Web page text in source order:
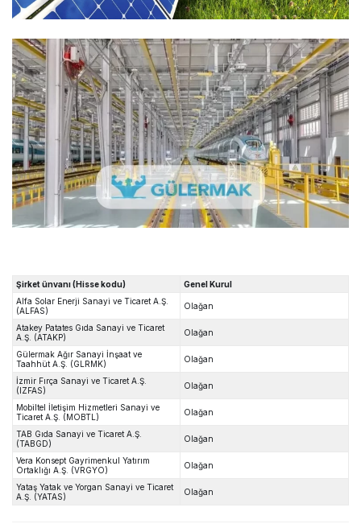
Şirket ünvanı (Hisse kodu)
Genel Kurul
Alfa Solar Enerji Sanayi ve Ticaret A.Ş.
(ALFAS)
Olağan
Atakey Patates Gıda Sanayi ve Ticaret
A.Ş. (ATAKP)
Olağan
Gülermak Ağır Sanayi İnşaat ve
Taahhüt A.Ş. (GLRMK)
Olağan
İzmir Fırça Sanayi ve Ticaret A.Ş.
(IZFAS)
Olağan
Mobiltel İletişim Hizmetleri Sanayi ve
Ticaret A.Ş. (MOBTL)
Olağan
TAB Gıda Sanayi ve Ticaret A.Ş.
(TABGD)
Olağan
Vera Konsept Gayrimenkul Yatırım
Ortaklığı A.Ş. (VRGYO)
Olağan
Yataş Yatak ve Yorgan Sanayi ve Ticaret
A.Ş. (YATAS)
Olağan